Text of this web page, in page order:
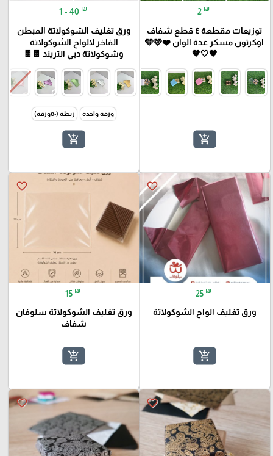
2 ₪
توزيعات مقطعة ٤ قطع شفاف
اوكرتون مسكر عدة الوان ❤️🩵🩷
🖤🤍🤎
add_shopping_cart
1 - 40 ₪
ورق تغليف الشوكولاتة المبطن
الفاخر لالواح الشوكولاتة
وشوكولاتة دبي التريند 🍫🍫
ورقة واحدة ربطة (٥٠ورقة)
add_shopping_cart
favorite_border
25 ₪
ورق تغليف الواح الشوكولاتة
add_shopping_cart
favorite_border
15 ₪
ورق تغليف الشوكولاتة سلوفان
شفاف
add_shopping_cart
favorite_border
favorite_border